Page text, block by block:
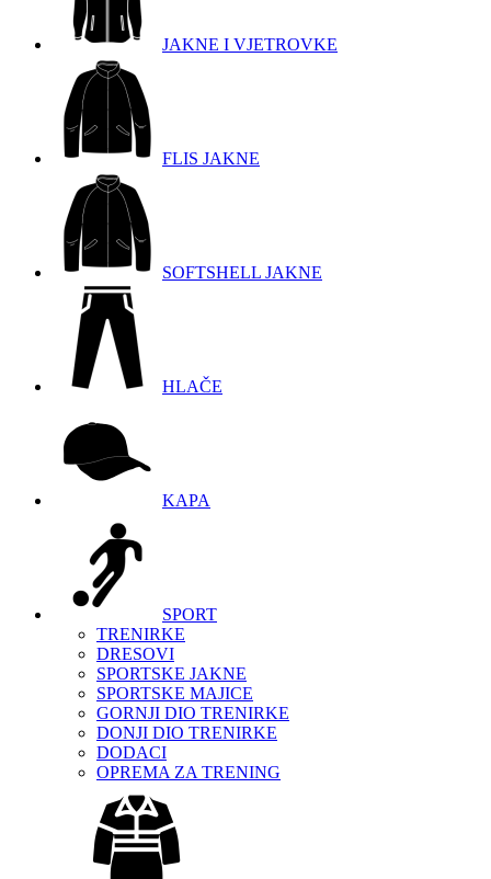
JAKNE I VJETROVKE
FLIS JAKNE
SOFTSHELL JAKNE
HLAČE
KAPA
SPORT
TRENIRKE
DRESOVI
SPORTSKE JAKNE
SPORTSKE MAJICE
GORNJI DIO TRENIRKE
DONJI DIO TRENIRKE
DODACI
OPREMA ZA TRENING